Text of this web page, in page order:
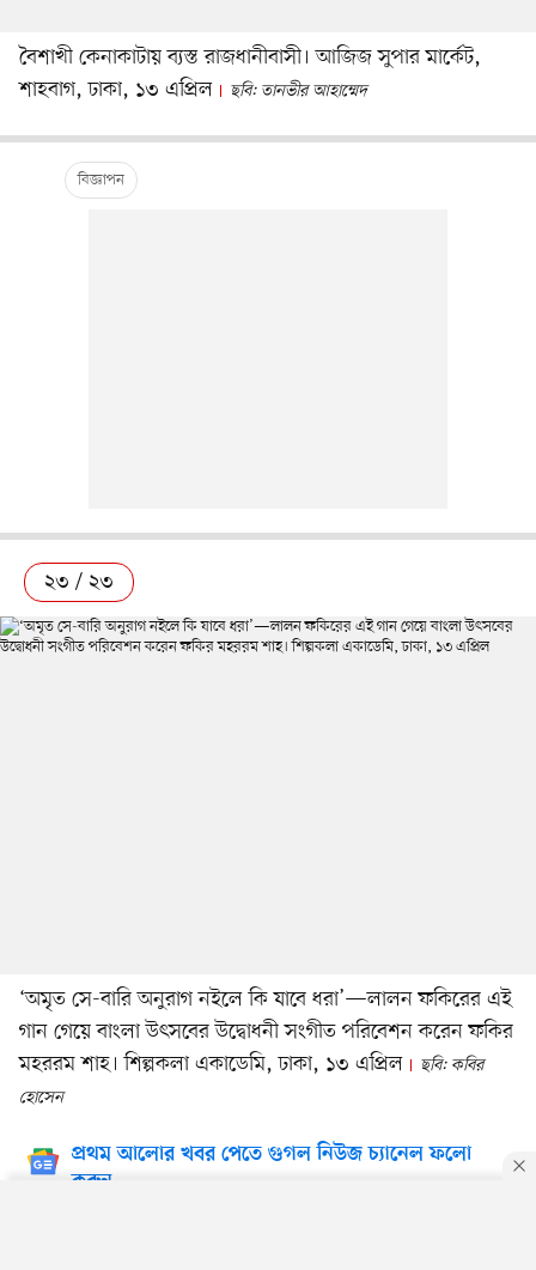
বৈশাখী কেনাকাটায় ব্যস্ত রাজধানীবাসী। আজিজ সুপার মার্কেট,
শাহবাগ, ঢাকা, ১৩ এপ্রিল
ছবি: তানভীর আহাম্মেদ
২৩ / ২৩
‘অমৃত সে-বারি অনুরাগ নইলে কি যাবে ধরা’—লালন ফকিরের এই
গান গেয়ে বাংলা উৎসবের উদ্বোধনী সংগীত পরিবেশন করেন ফকির
মহররম শাহ। শিল্পকলা একাডেমি, ঢাকা, ১৩ এপ্রিল
ছবি: কবির
হোসেন
প্রথম আলোর খবর পেতে গুগল নিউজ চ্যানেল ফলো
করুন